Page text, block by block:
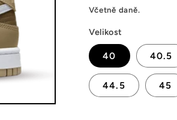
cena
Včetně daně.
Velikost
40 40.5
44.5 45